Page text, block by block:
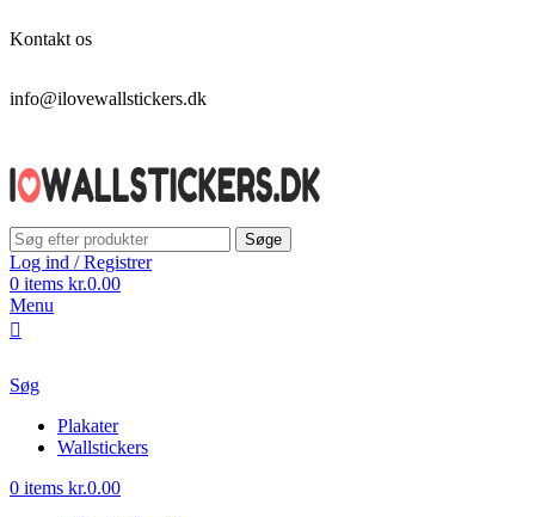
Kontakt os
info@ilovewallstickers.dk
Søge
Log ind / Registrer
0 items kr.0.00
Menu
Søg
Plakater
Wallstickers
0 items kr.0.00